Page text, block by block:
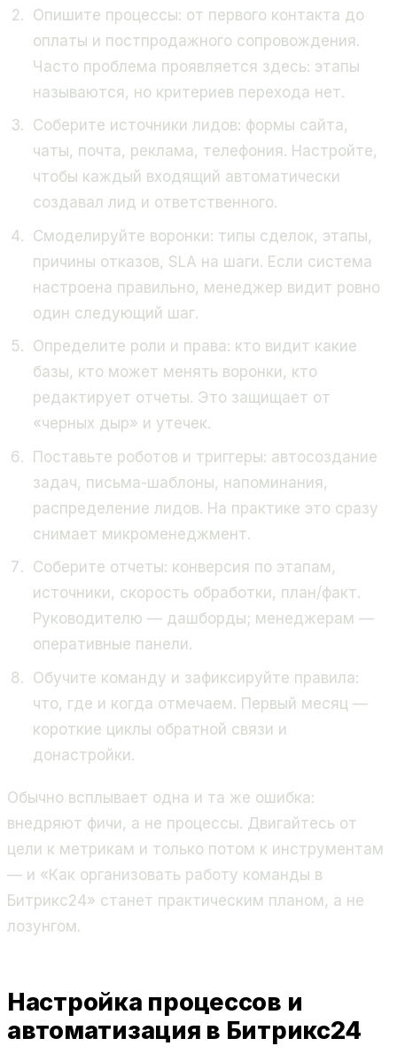
Опишите процессы: от первого контакта до
оплаты и постпродажного сопровождения.
Часто проблема проявляется здесь: этапы
называются, но критериев перехода нет.
Соберите источники лидов: формы сайта,
чаты, почта, реклама, телефония. Настройте,
чтобы каждый входящий автоматически
создавал лид и ответственного.
Смоделируйте воронки: типы сделок, этапы,
причины отказов, SLA на шаги. Если система
настроена правильно, менеджер видит ровно
один следующий шаг.
Определите роли и права: кто видит какие
базы, кто может менять воронки, кто
редактирует отчеты. Это защищает от
«черных дыр» и утечек.
Поставьте роботов и триггеры: автосоздание
задач, письма-шаблоны, напоминания,
распределение лидов. На практике это сразу
снимает микроменеджмент.
Соберите отчеты: конверсия по этапам,
источники, скорость обработки, план/факт.
Руководителю — дашборды; менеджерам —
оперативные панели.
Обучите команду и зафиксируйте правила:
что, где и когда отмечаем. Первый месяц —
короткие циклы обратной связи и
донастройки.
Обычно всплывает одна и та же ошибка:
внедряют фичи, а не процессы. Двигайтесь от
цели к метрикам и только потом к инструментам
— и «Как организовать работу команды в
Битрикс24» станет практическим планом, а не
лозунгом.
Настройка процессов и
автоматизация в Битрикс24